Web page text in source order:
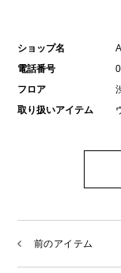
ショップ名
電話番号
フロア
取り扱いアイテム
前のアイテム